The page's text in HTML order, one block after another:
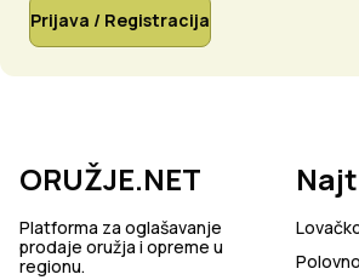
Prijava / Registracija
ORUŽJE.NET
Platforma za oglašavanje
prodaje oružja i opreme u
regionu.